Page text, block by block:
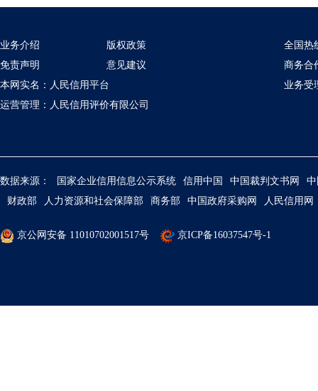
业务介绍
版权政策
免责声明
意见建议
本网实名：人民信用平台
运营管理：人民信用评价有限公司
全国热
商务合
业务受
数据来源： 国家企业信用信息公示系统 信用中国 中国裁判文书网
财政部
人力资源和社会保障部 商务部 中国政府采购网 人民信用网
京公网安备 11010702001517号 京ICP备16037547号-1